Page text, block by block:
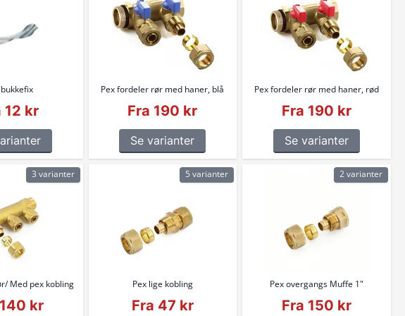
12 kr
Pex fordeler rør med haner, blå
Fra 190 kr
Se varianter
Pex fordeler rør med haner, rød
Fra 190 kr
Se varianter
Med pex kobling
kr
3 varianter
Pex lige kobling
Fra 47 kr
5 varianter
Pex overgangs Muffe 1"
Fra 150 kr
2 varianter